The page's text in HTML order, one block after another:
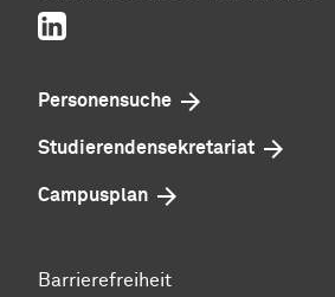
Personensuche
Studierenden­sekretariat
Campusplan
Barrierefreiheit